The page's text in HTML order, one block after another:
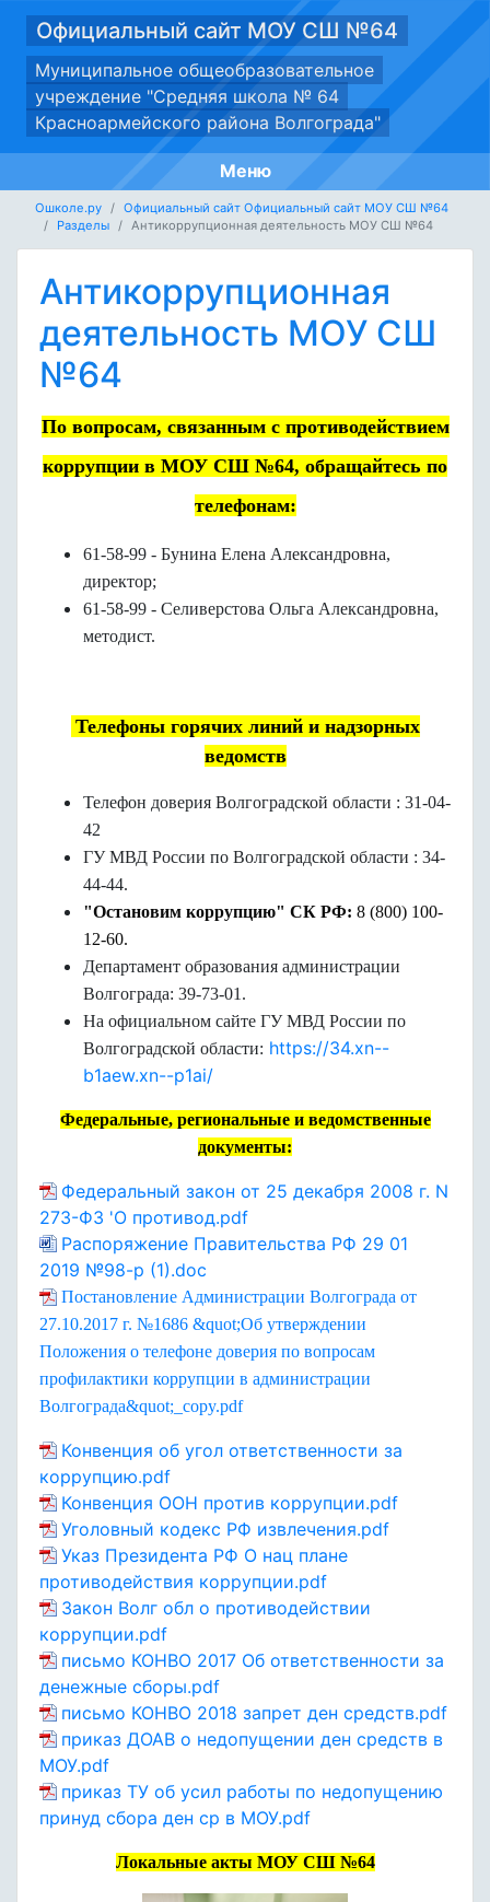
Официальный сайт МОУ СШ №64
Муниципальное общеобразовательное
учреждение "Средняя школа № 64
Красноармейского района Волгограда"
Меню
Ошколе.ру
Официальный сайт Официальный сайт МОУ СШ №64
Разделы
Антикоррупционная деятельность МОУ СШ №64
Антикоррупционная
деятельность МОУ СШ
№64
По вопросам, связанным с противодействием
коррупции в МОУ СШ №64, обращайтесь по
телефонам:
61-58-99 - Бунина Елена Александровна,
директор;
61-58-99 - Селиверстова Ольга Александровна,
методист.
Телефоны горячих линий и надзорных
ведомств
Телефон доверия Волгоградской области : 31-04-
42
ГУ МВД России по Волгоградской области : 34-
44-44.
"Остановим коррупцию" СК РФ: 8 (800) 100-
12-60.
Департамент образования администрации
Волгограда: 39-73-01.
На официальном сайте ГУ МВД России по
Волгоградской области: https://34.xn--
b1aew.xn--p1ai/
Федеральные, региональные и ведомственные
документы:
Федеральный закон от 25 декабря 2008 г. N
273-ФЗ 'О противод.pdf
Распоряжение Правительства РФ 29 01
2019 №98-р (1).doc
Постановление Администрации Волгограда от
27.10.2017 г. №1686 &quot;Об утверждении
Положения о телефоне доверия по вопросам
профилактики коррупции в администрации
Волгограда&quot;_copy.pdf
Конвенция об угол ответственности за
коррупцию.pdf
Конвенция ООН против коррупции.pdf
Уголовный кодекс РФ извлечения.pdf
Указ Президента РФ О нац плане
противодействия коррупции.pdf
Закон Волг обл о противодействии
коррупции.pdf
письмо КОНВО 2017 Об ответственности за
денежные сборы.pdf
письмо КОНВО 2018 запрет ден средств.pdf
приказ ДОАВ о недопущении ден средств в
МОУ.pdf
приказ ТУ об усил работы по недопущению
принуд сбора ден ср в МОУ.pdf
Локальные акты МОУ СШ №64